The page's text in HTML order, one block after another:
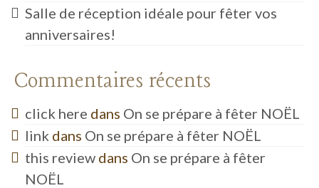
Salle de réception idéale pour fêter vos
anniversaires!
Commentaires récents
click here dans On se prépare à fêter NOËL
link dans On se prépare à fêter NOËL
this review dans On se prépare à fêter
NOËL